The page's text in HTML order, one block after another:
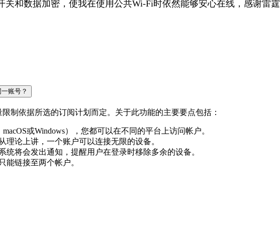
和数据加密，使我在使用公共Wi-Fi时依然能够安心在线，感谢雷霆
账号？
制依据所选的订阅计划而定。关于此功能的主要要点包括：
或Windows），您都可以在不同的平台上访问帐户。
论上讲，一个账户可以连接无限的设备。
将会发出通知，提醒用户在登录时移除多余的设备。
能链接至两个帐户。